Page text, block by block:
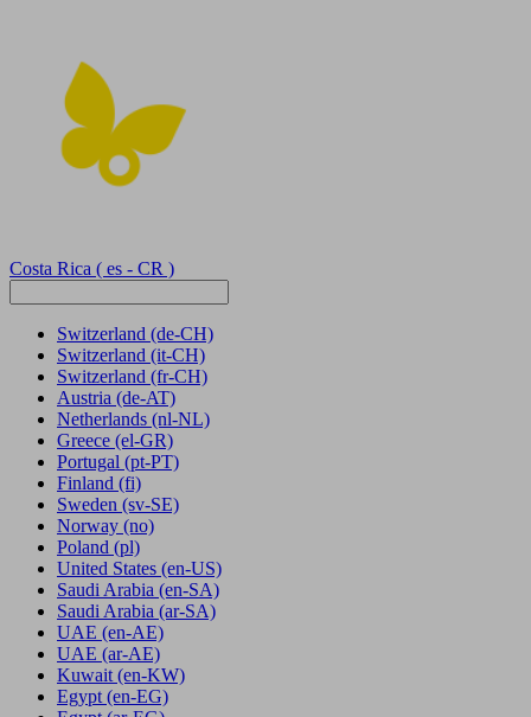
Costa Rica ( es - CR )
Switzerland (de-CH)
Switzerland (it-CH)
Switzerland (fr-CH)
Austria (de-AT)
Netherlands (nl-NL)
Greece (el-GR)
Portugal (pt-PT)
Finland (fi)
Sweden (sv-SE)
Norway (no)
Poland (pl)
United States (en-US)
Saudi Arabia (en-SA)
Saudi Arabia (ar-SA)
UAE (en-AE)
UAE (ar-AE)
Kuwait (en-KW)
Egypt (en-EG)